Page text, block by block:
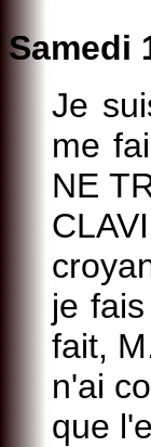
Samedi
Je
me
NE
je
fait,
n'ai
que